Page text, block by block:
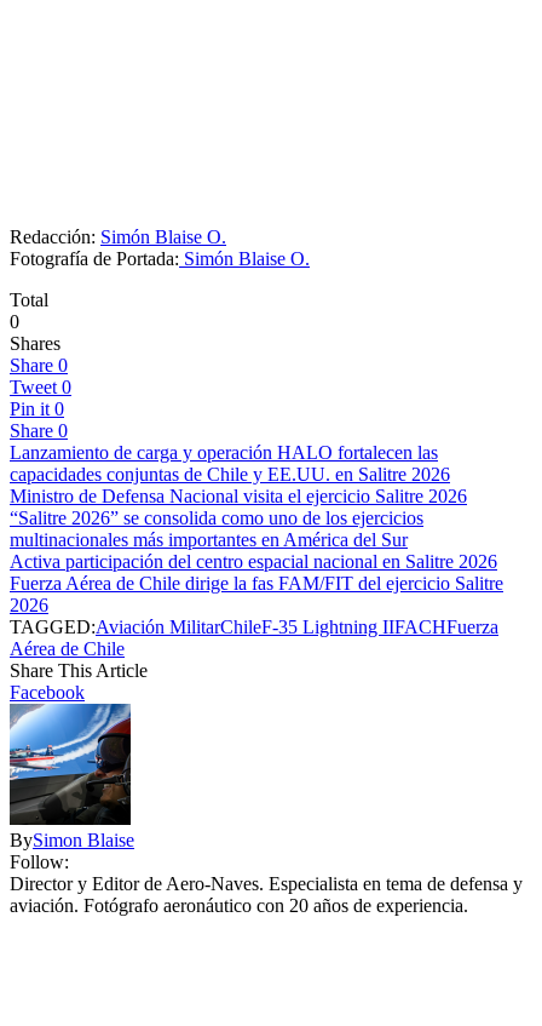
Redacción: Simón Blaise O.
Fotografía de Portada: Simón Blaise O.
Total
0
Shares
Share 0
Tweet 0
Pin it 0
Share 0
Lanzamiento de carga y operación HALO fortalecen las
capacidades conjuntas de Chile y EE.UU. en Salitre 2026
Ministro de Defensa Nacional visita el ejercicio Salitre 2026
“Salitre 2026” se consolida como uno de los ejercicios
multinacionales más importantes en América del Sur
Activa participación del centro espacial nacional en Salitre 2026
Fuerza Aérea de Chile dirige la fas FAM/FIT del ejercicio Salitre
2026
TAGGED:Aviación MilitarChileF-35 Lightning IIFACHFuerza
Aérea de Chile
Share This Article
Facebook
BySimon Blaise
Follow:
Director y Editor de Aero-Naves. Especialista en tema de defensa y
aviación. Fotógrafo aeronáutico con 20 años de experiencia.